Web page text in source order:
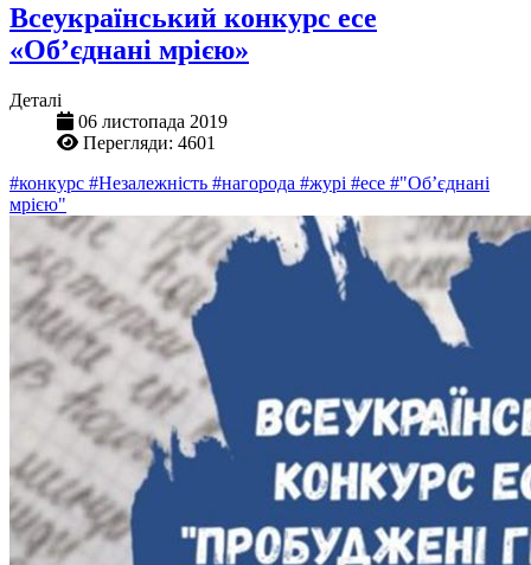
Всеукраїнський конкурс есе
«Об’єднані мрією»
Деталі
06 листопада 2019
Перегляди: 4601
#конкурс #Незалежність #нагорода #журі #есе #"Об’єднані
мрією"